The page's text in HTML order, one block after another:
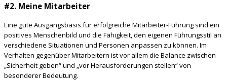
#2. Meine Mitarbeiter
Eine gute Ausgangsbasis für erfolgreiche Mitarbeiter-Führung sind ein
positives Menschenbild und die Fähigkeit, den eigenen Führungsstil an
verschiedene Situationen und Personen anpassen zu können. Im
Verhalten gegenüber Mitarbeitern ist vor allem die Balance zwischen
„Sicherheit geben“ und „vor Herausforderungen stellen“ von
besonderer Bedeutung.